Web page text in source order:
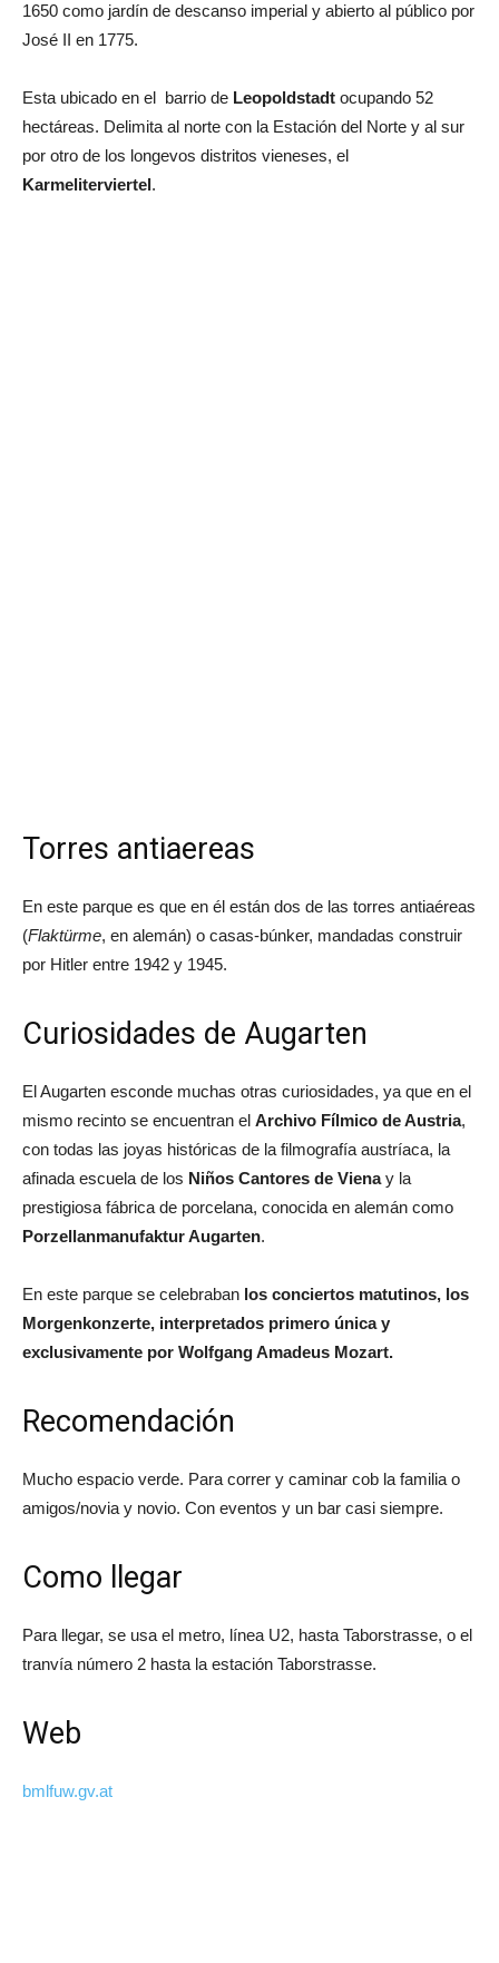
1650 como jardín de descanso imperial y abierto al público por
José II en 1775.
Esta ubicado en el barrio de Leopoldstadt ocupando 52
hectáreas. Delimita al norte con la Estación del Norte y al sur
por otro de los longevos distritos vieneses, el
Karmeliterviertel.
Torres antiaereas
En este parque es que en él están dos de las torres antiaéreas
(Flaktürme, en alemán) o casas-búnker, mandadas construir
por Hitler entre 1942 y 1945.
Curiosidades de Augarten
El Augarten esconde muchas otras curiosidades, ya que en el
mismo recinto se encuentran el Archivo Fílmico de Austria,
con todas las joyas históricas de la filmografía austríaca, la
afinada escuela de los Niños Cantores de Vienay la
prestigiosa fábrica de porcelana, conocida en alemán como
Porzellanmanufaktur Augarten.
En este parque se celebraban los conciertos matutinos, los
Morgenkonzerte, interpretados primero única y
exclusivamente por Wolfgang Amadeus Mozart.
Recomendación
Mucho espacio verde. Para correr y caminar cob la familia o
amigos/novia y novio. Con eventos y un bar casi siempre.
Como llegar
Para llegar, se usa el metro, línea U2, hasta Taborstrasse, o el
tranvía número 2 hasta la estación Taborstrasse.
Web
bmlfuw.gv.at